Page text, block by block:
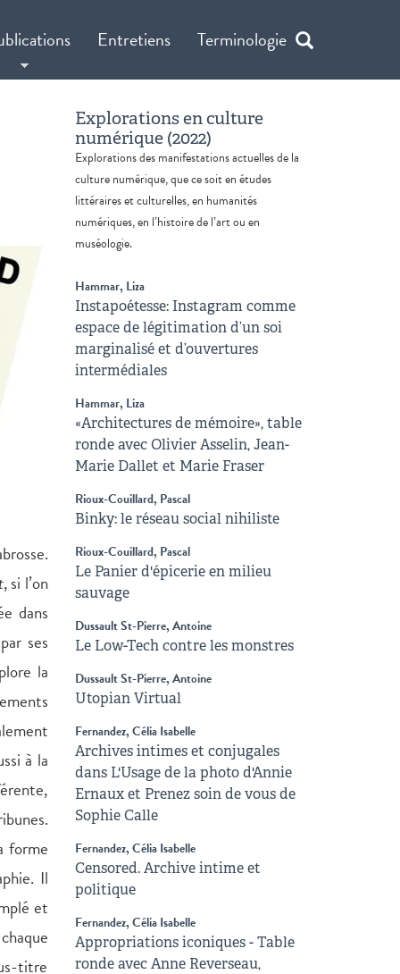
Entretiens Terminologie
, si l’on
dans
ses
la
à la
forme
Il
et
titre
Explorations en culture
numérique (2022)
Explorations des manifestations actuelles de la
culture numérique, que ce soit en études
littéraires et culturelles, en humanités
numériques, en l’histoire de l’art ou en
muséologie.
Hammar, Liza
Instapoétesse: Instagram comme
espace de légitimation d’un soi
marginalisé et d’ouvertures
intermédiales
Hammar, Liza
«Architectures de mémoire», table
ronde avec Olivier Asselin, Jean-
Marie Dallet et Marie Fraser
Rioux-Couillard, Pascal
Binky: le réseau social nihiliste
Rioux-Couillard, Pascal
Le Panier d'épicerie en milieu
sauvage
Dussault St-Pierre, Antoine
Le Low-Tech contre les monstres
Dussault St-Pierre, Antoine
Utopian Virtual
Fernandez, Célia Isabelle
Archives intimes et conjugales
dans L'Usage de la photo d'Annie
Ernaux et Prenez soin de vous de
Sophie Calle
Fernandez, Célia Isabelle
Censored. Archive intime et
politique
Fernandez, Célia Isabelle
Appropriations iconiques - Table
ronde avec Anne Reverseau,